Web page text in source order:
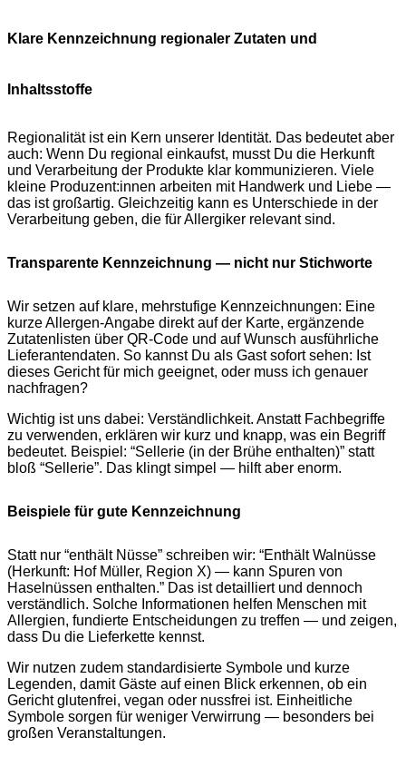
Klare Kennzeichnung regionaler Zutaten und
Inhaltsstoffe
Regionalität ist ein Kern unserer Identität. Das bedeutet aber
auch: Wenn Du regional einkaufst, musst Du die Herkunft
und Verarbeitung der Produkte klar kommunizieren. Viele
kleine Produzent:innen arbeiten mit Handwerk und Liebe —
das ist großartig. Gleichzeitig kann es Unterschiede in der
Verarbeitung geben, die für Allergiker relevant sind.
Transparente Kennzeichnung — nicht nur Stichworte
Wir setzen auf klare, mehrstufige Kennzeichnungen: Eine
kurze Allergen-Angabe direkt auf der Karte, ergänzende
Zutatenlisten über QR-Code und auf Wunsch ausführliche
Lieferantendaten. So kannst Du als Gast sofort sehen: Ist
dieses Gericht für mich geeignet, oder muss ich genauer
nachfragen?
Wichtig ist uns dabei: Verständlichkeit. Anstatt Fachbegriffe
zu verwenden, erklären wir kurz und knapp, was ein Begriff
bedeutet. Beispiel: “Sellerie (in der Brühe enthalten)” statt
bloß “Sellerie”. Das klingt simpel — hilft aber enorm.
Beispiele für gute Kennzeichnung
Statt nur “enthält Nüsse” schreiben wir: “Enthält Walnüsse
(Herkunft: Hof Müller, Region X) — kann Spuren von
Haselnüssen enthalten.” Das ist detailliert und dennoch
verständlich. Solche Informationen helfen Menschen mit
Allergien, fundierte Entscheidungen zu treffen — und zeigen,
dass Du die Lieferkette kennst.
Wir nutzen zudem standardisierte Symbole und kurze
Legenden, damit Gäste auf einen Blick erkennen, ob ein
Gericht glutenfrei, vegan oder nussfrei ist. Einheitliche
Symbole sorgen für weniger Verwirrung — besonders bei
großen Veranstaltungen.